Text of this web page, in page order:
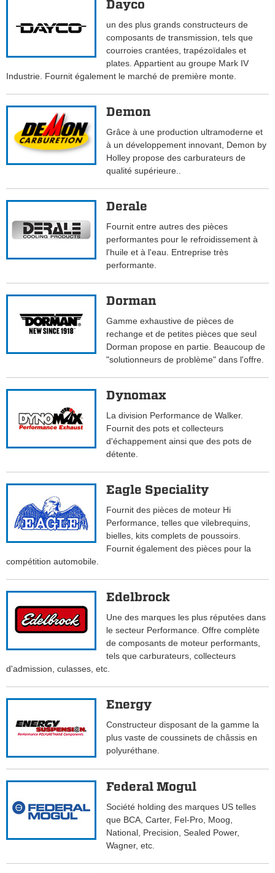
Dayco
un des plus grands constructeurs de
composants de transmission, tels que
courroies crantées, trapézoïdales et
plates. Appartient au groupe Mark IV
Industrie. Fournit également le marché de première monte.
Demon
Grâce à une production ultramoderne et
à un développement innovant, Demon by
Holley propose des carburateurs de
qualité supérieure..
Derale
Fournit entre autres des pièces
performantes pour le refroidissement à
l'huile et à l'eau. Entreprise très
performante.
Dorman
Gamme exhaustive de pièces de
rechange et de petites pièces que seul
Dorman propose en partie. Beaucoup de
"solutionneurs de problème" dans l'offre.
Dynomax
La division Performance de Walker.
Fournit des pots et collecteurs
d'échappement ainsi que des pots de
détente.
Eagle Speciality
Fournit des pièces de moteur Hi
Performance, telles que vilebrequins,
bielles, kits complets de poussoirs.
Fournit également des pièces pour la
compétition automobile.
Edelbrock
Une des marques les plus réputées dans
le secteur Performance. Offre complète
de composants de moteur performants,
tels que carburateurs, collecteurs
d'admission, culasses, etc.
Energy
Constructeur disposant de la gamme la
plus vaste de coussinets de châssis en
polyuréthane.
Federal Mogul
Société holding des marques US telles
que BCA, Carter, Fel-Pro, Moog,
National, Precision, Sealed Power,
Wagner, etc.